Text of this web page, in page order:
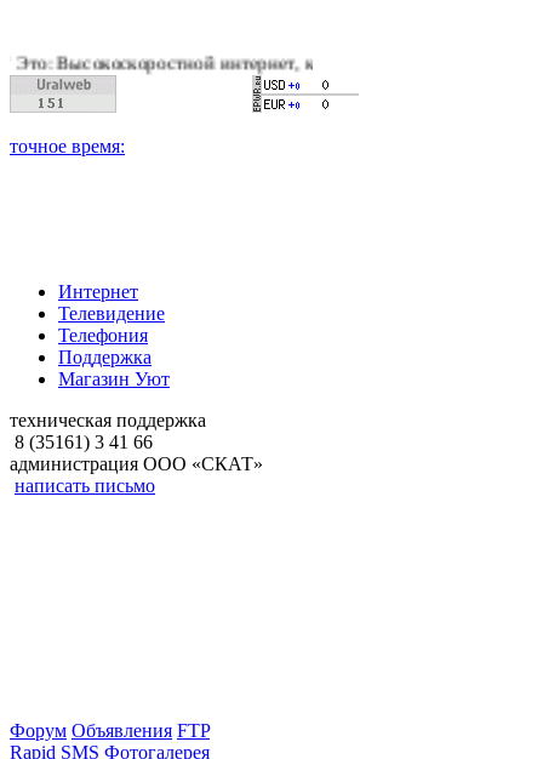
интернет, качественное цифровое и кабельное
Интернет
Телевидение
Телефония
Поддержка
Магазин Уют
техническая поддержка
8 (35161) 3 41 66
администрация ООО «СКАТ»
написать письмо
Форум Объявления FTP
Rapid SMS Фотогалерея